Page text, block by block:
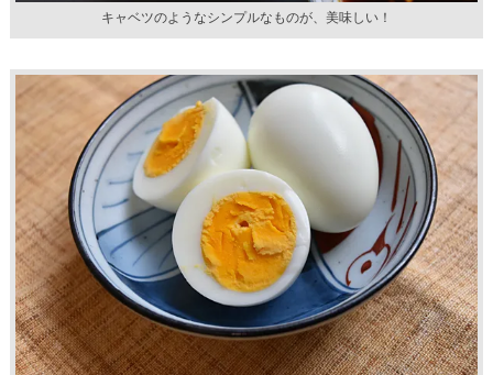
キャベツのようなシンプルなものが、美味しい！